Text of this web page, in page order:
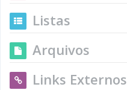
Listas
Arquivos
Links Externos